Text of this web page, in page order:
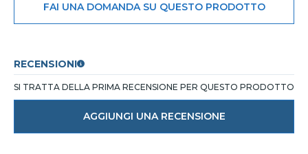
FAI UNA DOMANDA SU QUESTO PRODOTTO
RECENSIONI
SI TRATTA DELLA PRIMA RECENSIONE PER QUESTO PRODOTTO
AGGIUNGI UNA RECENSIONE